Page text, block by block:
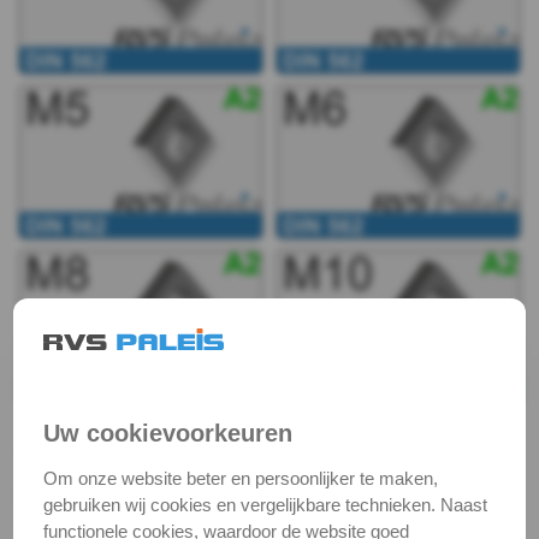
Ronde
moer
Reduceer
koppelmoer
Reduceer
moer
Vierkantmoeren
562
DIN
DIN 562 is een vierkantmoer in een laag model. Deze
RVS vierkantmoer is daardoor zeer geschikt voor
Uw cookievoorkeuren
Om onze website beter en persoonlijker te maken,
gebruiken wij cookies en vergelijkbare technieken. Naast
functionele cookies, waardoor de website goed